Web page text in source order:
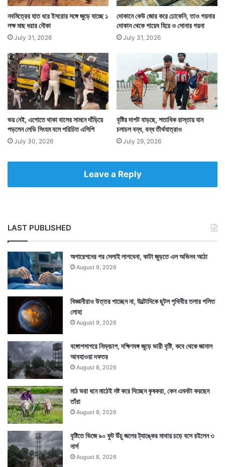
নবমিত্রের হাত ধরে ইসরোর সঙ্গে জুড়ে যাচ্ছে ১
লক্ষ মাছ ধরার নৌকা
July 31, 2026
দোকানে কেউ জোর করে ঢোকেনি, তাও গয়নার
দোকান থেকে গায়েব হিরে ও সোনার গয়না
July 31, 2026
ভয় নেই, এগোতে থাকা বাসের সামনে দাঁড়িয়ে
পড়লেন লেডি সিংহম বলে পরিচিত এসিপি
July 30, 2026
বৃষ্টির দাপট বাড়ছে, শতাধিক রাস্তায় যান
চলাচল বন্ধ, বন্ধ তীর্থযাত্রাও
July 29, 2026
Leave a Reply
LAST PUBLISHED
অপারেশনের পর সেলাই লাগবেনা, কাটা জুড়তে এল অভিনব আঠা
August 9, 2026
বিজ্ঞানীরাও উত্তর পাচ্ছেন না, উল্টোদিকে ছুটল পৃথিবীর তলার গলিত
লোহা
August 9, 2026
বঙ্গোপসাগরে নিম্নচাপ, দক্ষিণবঙ্গ জুড়ে ভারী বৃষ্টি, কবে থেকে জানাল
আবহাওয়া দফতর
August 8, 2026
মাঠ ভরা ধনে মাঠেই নষ্ট করে দিচ্ছেন কৃষকরা, কেন এমনটা করছেন
তাঁরা
August 8, 2026
বৃষ্টিতে ভিজে ৯০ ফুট উঁচু জলের ট্যাঙ্কের মাথায় চড়ে বসে রইলেন ৩
নার্স
August 8, 2026